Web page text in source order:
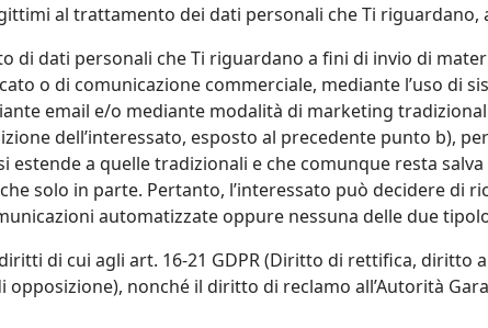
al trattamento dei dati personali che Ti
di dati personali che Ti riguardano a fini di invio di
o di comunicazione commerciale, mediante l’uso di
email e/o mediante modalità di marketing
dell’interessato, esposto al precedente punto b),
estende a quelle tradizionali e che comunque resta
solo in parte. Pertanto, l’interessato può decidere di
automatizzate oppure nessuna delle due
di cui agli art. 16-21 GDPR (Diritto di rettifica,
nonché il diritto di reclamo all’Autorità